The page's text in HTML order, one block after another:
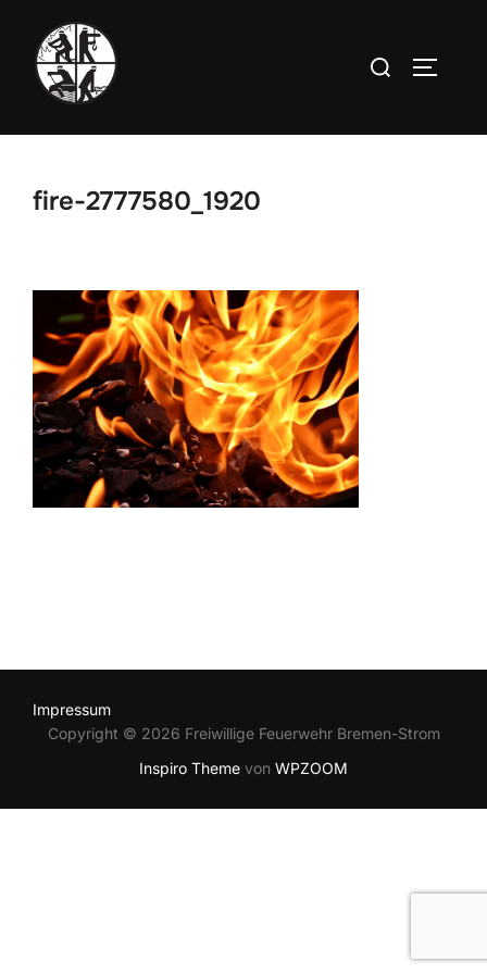
Inhalt
springen
Suchen
fire-2777580_1920
Impressum
Copyright © 2026 Freiwillige Feuerwehr Bremen-Strom
Inspiro Theme von WPZOOM